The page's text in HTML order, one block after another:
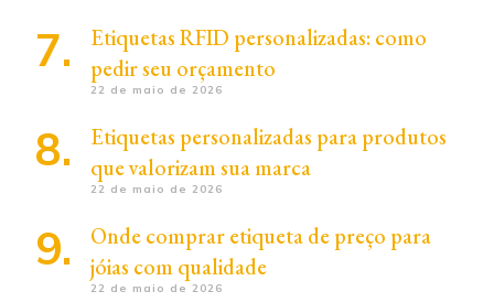
Etiquetas RFID personalizadas: como
pedir seu orçamento
22 de maio de 2026
Etiquetas personalizadas para produtos
que valorizam sua marca
22 de maio de 2026
Onde comprar etiqueta de preço para
jóias com qualidade
22 de maio de 2026